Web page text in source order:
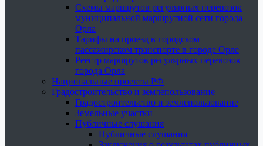
Схемы маршрутов регулярных перевозок
муниципальной маршрутной сети города
Орла
Тарифы на проезд в городском
пассажирском транспорте в городе Орле
Реестр маршрутов регулярных перевозок
города Орла
Национальные проекты РФ
Градостроительство и землепользование
Градостроительство и землепользование
Земельные участки
Публичные слушания
Публичные слушания